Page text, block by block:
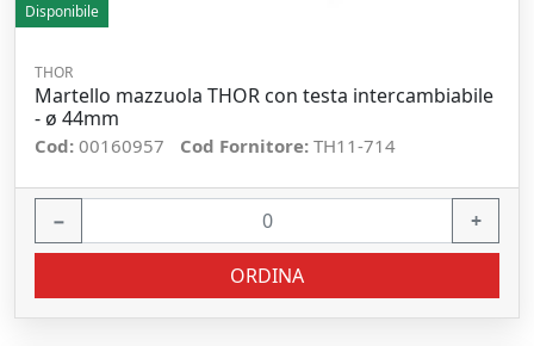
Disponibile
THOR
Martello mazzuola THOR con testa intercambiabile
- ø 44mm
Cod: 00160957 Cod Fornitore: TH11-714
− +
ORDINA